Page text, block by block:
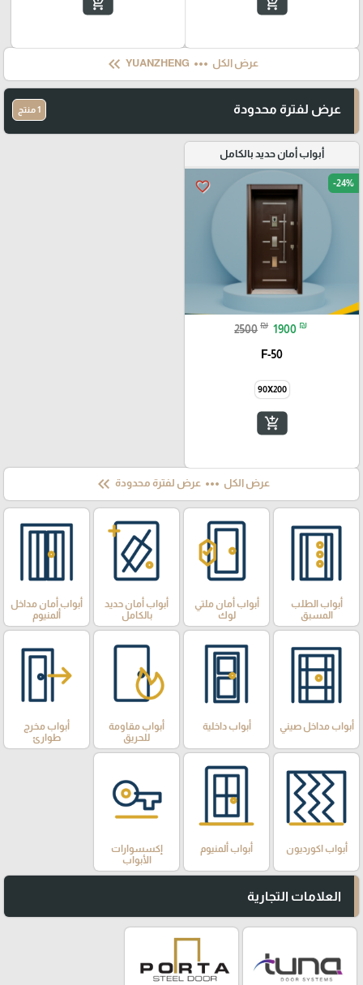
عرض الكل more_horiz
keyboard_double_arrow_left
عرض لفترة محدودة 1 منتج
أبواب أمان حديد بالكامل
favorite_border -24%
2500 ₪ 1900 ₪
F-50
90X200
add_shopping_cart
عرض الكل more_horiz عرض لفترة محدودة keyboard_double_arrow_left
أبواب الطلب
المسبق
أبواب أمان ملتي
لوك
أبواب أمان حديد
بالكامل
أبواب أمان مداخل
ألمنيوم
أبواب مداخل صيني أبواب داخلية
أبواب مقاومة
للحريق
أبواب مخرج
طوارئ
أبواب اكورديون أبواب ألمنيوم
إكسسوارات
الأبواب
العلامات التجارية